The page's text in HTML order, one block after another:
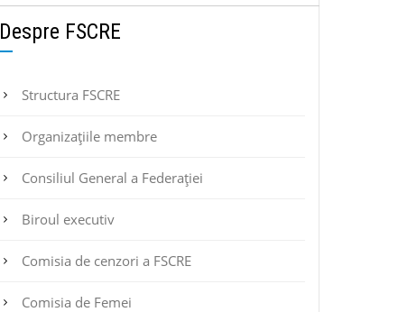
Despre FSCRE
Structura FSCRE
Organizațiile membre
Consiliul General a Federației
Biroul executiv
Comisia de cenzori a FSCRE
Comisia de Femei